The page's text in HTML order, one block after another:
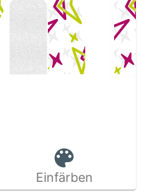
Einfärben